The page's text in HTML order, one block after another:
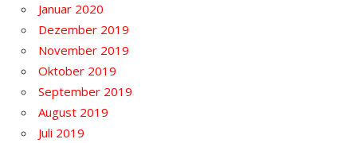
Januar 2020
Dezember 2019
November 2019
Oktober 2019
September 2019
August 2019
Juli 2019